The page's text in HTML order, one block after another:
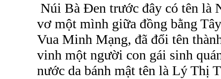
Núi Bà Đen trước đây có tên là
vơ một mình giữa đồng bằng
Vua Minh Mạng, đã đổi tên
vinh một người con gái sinh
nước da bánh mật tên là Lý Thị